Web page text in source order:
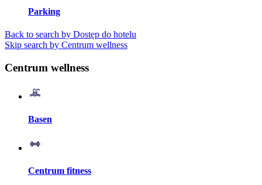
Parking
Back to search by Dostęp do hotelu
Skip search by Centrum wellness
Centrum wellness
Basen
Centrum fitness